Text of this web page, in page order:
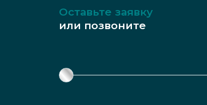
Оставьте заявку
или позвоните